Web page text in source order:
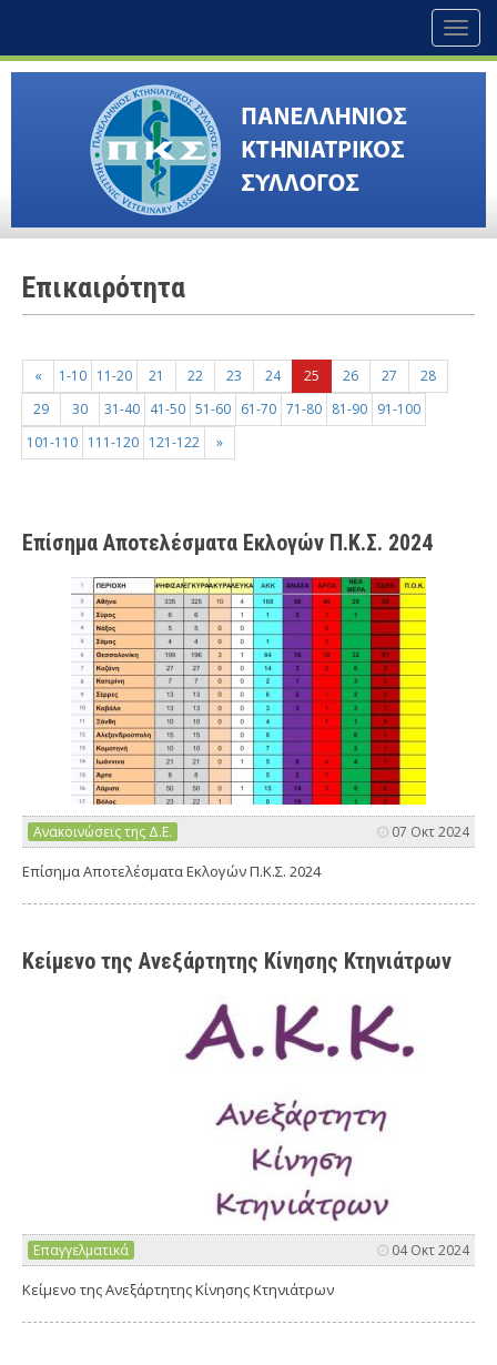
Επικαιρότητα
« 1-10 11-20 21 22 23 24 25 26 27
28
29
30 31-40 41-50 51-60 61-70 71-80 81-90 91-100
101-110 111-120 121-122 »
Επίσημα Αποτελέσματα Εκλογών Π.Κ.Σ. 2024
Ανακοινώσεις της Δ.Ε. 07 Οκτ 2024
Επίσημα Αποτελέσματα Εκλογών Π.Κ.Σ. 2024
Κείμενο της Ανεξάρτητης Κίνησης Κτηνιάτρων
Επαγγελματικά 04 Οκτ 2024
Κείμενο της Ανεξάρτητης Κίνησης Κτηνιάτρων